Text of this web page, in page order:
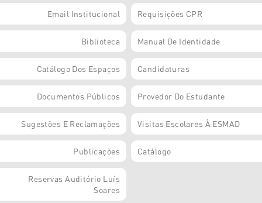
Email Institucional Requisições CPR
Biblioteca Manual De Identidade
Catálogo Dos Espaços Candidaturas
Documentos Públicos Provedor Do Estudante
Sugestões E Reclamações Visitas Escolares À ESMAD
Publicações Catálogo
Reservas Auditório Luís
Soares